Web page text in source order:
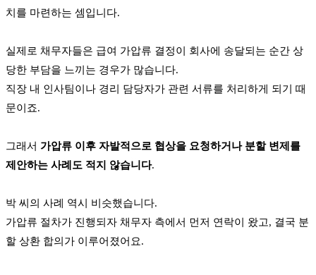
치를 마련하는 셈입니다.
실제로 채무자들은 급여 가압류 결정이 회사에 송달되는 순간 상
당한 부담을 느끼는 경우가 많습니다.
직장 내 인사팀이나 경리 담당자가 관련 서류를 처리하게 되기 때
문이죠.
그래서 가압류 이후 자발적으로 협상을 요청하거나 분할 변제를
제안하는 사례도 적지 않습니다.
박 씨의 사례 역시 비슷했습니다.
가압류 절차가 진행되자 채무자 측에서 먼저 연락이 왔고, 결국 분
할 상환 합의가 이루어졌어요.